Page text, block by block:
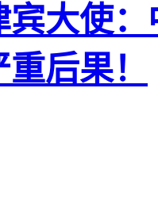
宾大使
后果！